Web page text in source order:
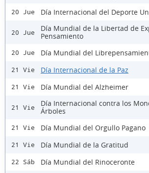
20 Jue Día Internacional del Deporte
20 Jue
Día Mundial de la Libertad de
Pensamiento
20 Jue Día Mundial del
21 Vie Día Internacional de la Paz
21 Vie Día Mundial del Alzheimer
21 Vie
Día Internacional contra los
Árboles
21 Vie Día Mundial del Orgullo Pagano
21 Vie Día Mundial de la Gratitud
22 Sáb Día Mundial del Rinoceronte